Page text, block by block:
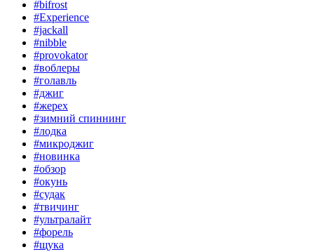
#bifrost
#Experience
#jackall
#nibble
#provokator
#воблеры
#голавль
#джиг
#жерех
#зимний спиннинг
#лодка
#микроджиг
#новинка
#обзор
#окунь
#судак
#твичинг
#ультралайт
#форель
#щука